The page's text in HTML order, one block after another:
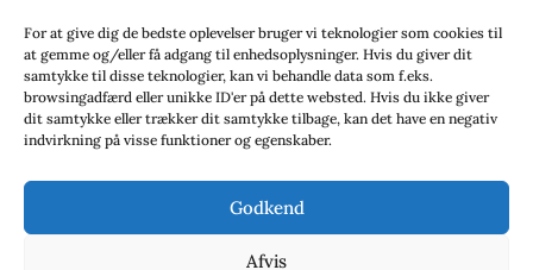
For at give dig de bedste oplevelser bruger vi teknologier som cookies til
at gemme og/eller få adgang til enhedsoplysninger. Hvis du giver dit
samtykke til disse teknologier, kan vi behandle data som f.eks.
browsingadfærd eller unikke ID'er på dette websted. Hvis du ikke giver
dit samtykke eller trækker dit samtykke tilbage, kan det have en negativ
indvirkning på visse funktioner og egenskaber.
Godkend
Afvis
Association (TA)
Sverige: Översättarsektionen (Ö.)
Sverige: Översättarcentrum (ÖC)
deutschsprachiger Übersetzer (VdÜ)